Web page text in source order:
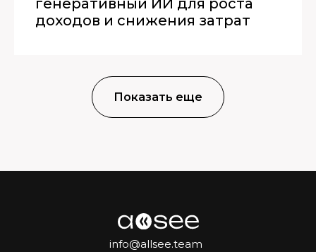
доходов и снижения затрат
Показать еще
info@allsee.team